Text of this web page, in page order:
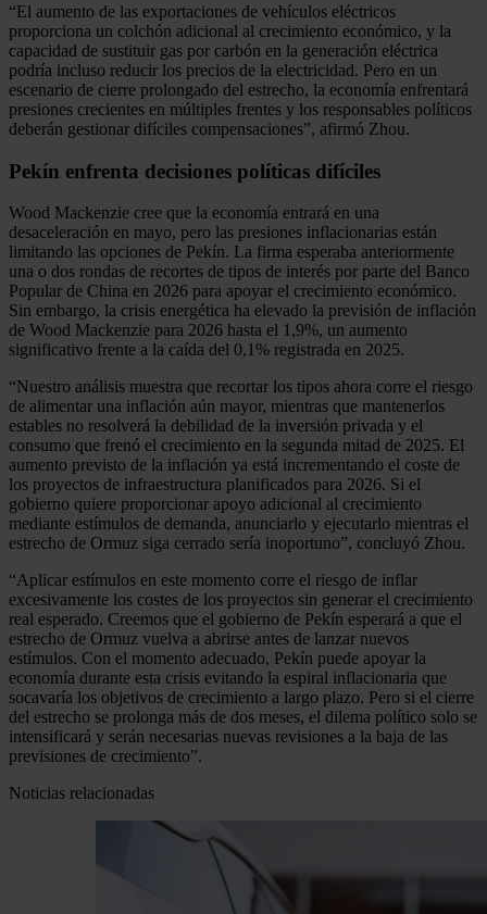
“El aumento de las exportaciones de vehículos eléctricos
proporciona un colchón adicional al crecimiento económico, y la
capacidad de sustituir gas por carbón en la generación eléctrica
podría incluso reducir los precios de la electricidad. Pero en un
escenario de cierre prolongado del estrecho, la economía enfrentará
presiones crecientes en múltiples frentes y los responsables políticos
deberán gestionar difíciles compensaciones”, afirmó Zhou.
Pekín enfrenta decisiones políticas difíciles
Wood Mackenzie cree que la economía entrará en una
desaceleración en mayo, pero las presiones inflacionarias están
limitando las opciones de Pekín. La firma esperaba anteriormente
una o dos rondas de recortes de tipos de interés por parte del Banco
Popular de China en 2026 para apoyar el crecimiento económico.
Sin embargo, la crisis energética ha elevado la previsión de inflación
de Wood Mackenzie para 2026 hasta el 1,9%, un aumento
significativo frente a la caída del 0,1% registrada en 2025.
“Nuestro análisis muestra que recortar los tipos ahora corre el riesgo
de alimentar una inflación aún mayor, mientras que mantenerlos
estables no resolverá la debilidad de la inversión privada y el
consumo que frenó el crecimiento en la segunda mitad de 2025. El
aumento previsto de la inflación ya está incrementando el coste de
los proyectos de infraestructura planificados para 2026. Si el
gobierno quiere proporcionar apoyo adicional al crecimiento
mediante estímulos de demanda, anunciarlo y ejecutarlo mientras el
estrecho de Ormuz siga cerrado sería inoportuno”, concluyó Zhou.
“Aplicar estímulos en este momento corre el riesgo de inflar
excesivamente los costes de los proyectos sin generar el crecimiento
real esperado. Creemos que el gobierno de Pekín esperará a que el
estrecho de Ormuz vuelva a abrirse antes de lanzar nuevos
estímulos. Con el momento adecuado, Pekín puede apoyar la
economía durante esta crisis evitando la espiral inflacionaria que
socavaría los objetivos de crecimiento a largo plazo. Pero si el cierre
del estrecho se prolonga más de dos meses, el dilema político solo se
intensificará y serán necesarias nuevas revisiones a la baja de las
previsiones de crecimiento”.
Noticias relacionadas